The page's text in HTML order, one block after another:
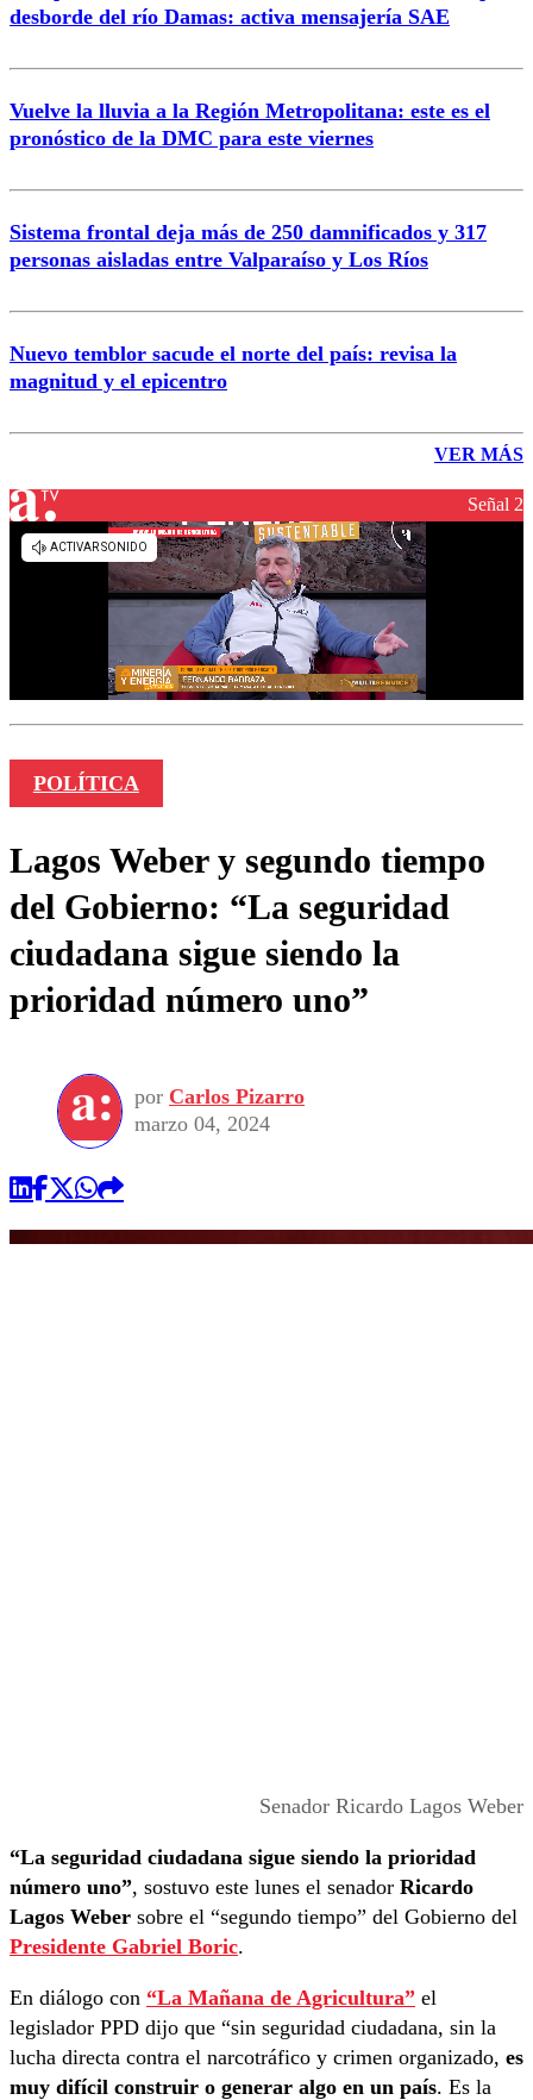
desborde del río Damas: activa mensajería SAE
Vuelve la lluvia a la Región Metropolitana: este es el
pronóstico de la DMC para este viernes
Sistema frontal deja más de 250 damnificados y 317
personas aisladas entre Valparaíso y Los Ríos
Nuevo temblor sacude el norte del país: revisa la
magnitud y el epicentro
VER MÁS
Señal 2
POLÍTICA
Lagos Weber y segundo tiempo
del Gobierno: “La seguridad
ciudadana sigue siendo la
prioridad número uno”
por Carlos Pizarro
marzo 04, 2024
Senador Ricardo Lagos Weber
“La seguridad ciudadana sigue siendo la prioridad
número uno”, sostuvo este lunes el senador Ricardo
Lagos Weber sobre el “segundo tiempo” del Gobierno del
Presidente Gabriel Boric.
En diálogo con “La Mañana de Agricultura” el
legislador PPD dijo que “sin seguridad ciudadana, sin la
lucha directa contra el narcotráfico y crimen organizado, es
muy difícil construir o generar algo en un país. Es la